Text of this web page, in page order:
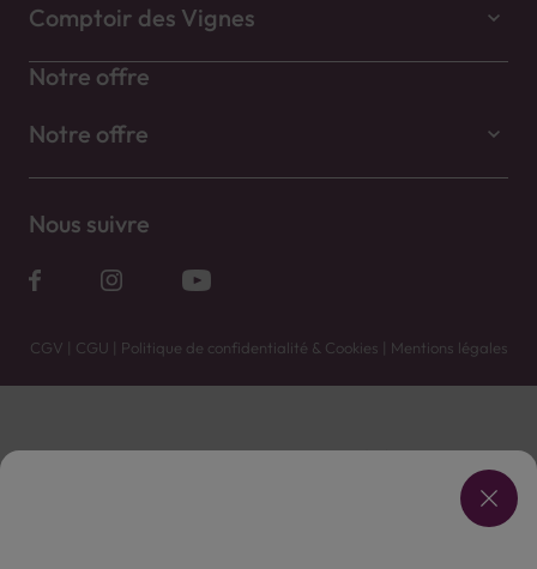
Comptoir des Vignes
Notre offre
Notre offre
Nous suivre
CGV | CGU | Politique de confidentialité & Cookies | Mentions légales
Vente uniquement en caves. Contactez votre caviste pour plus de renseignements.
L'ABUS D'ALCOOL EST DANGEREUX POUR LA SANTÉ, À CONSOMMER AVEC MODÉRATION.